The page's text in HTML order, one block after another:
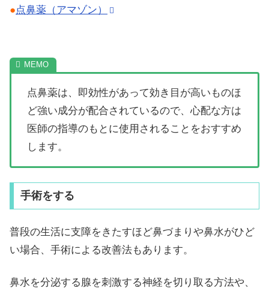
●点鼻薬（アマゾン）
点鼻薬は、即効性があって効き目が高いものほ
ど強い成分が配合されているので、心配な方は
医師の指導のもとに使用されることをおすすめ
します。
手術をする
普段の生活に支障をきたすほど鼻づまりや鼻水がひど
い場合、手術による改善法もあります。
鼻水を分泌する腺を刺激する神経を切り取る方法や、